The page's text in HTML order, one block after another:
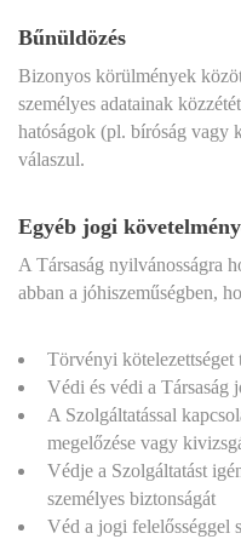
Bűnüldözés
Bizonyos körülmények
személyes adatainak
hatóságok (pl. bíróság vagy
válaszul.
Egyéb jogi
A Társaság nyilvánosságra
abban a jóhiszeműségben,
Törvényi kötelezettséget
Védi és védi a Társaság
A Szolgáltatással
megelőzése vagy
Védje a Szolgáltatást
személyes biztonságát
Véd a jogi felelősséggel